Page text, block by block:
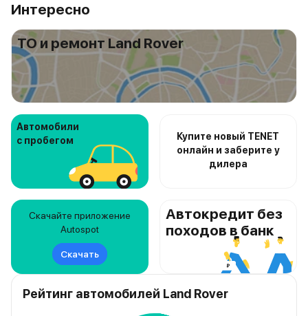
Интересно
ТО и ремонт Land Rover
Автомобили
с пробегом
Купите новый TENET
онлайн и заберите у
дилера
Скачайте приложение
Autospot
Скачать
Автокредит без
походов в банк
Рейтинг автомобилей Land Rover